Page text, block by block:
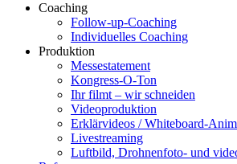
Coaching
Follow-up-Coaching
Individuelles Coaching
Produktion
Messestatement
Kongress-O-Ton
Ihr filmt – wir schneiden
Videoproduktion
Erklärvideos / Whiteboard-
Livestreaming
Luftbild, Drohnenfoto- und